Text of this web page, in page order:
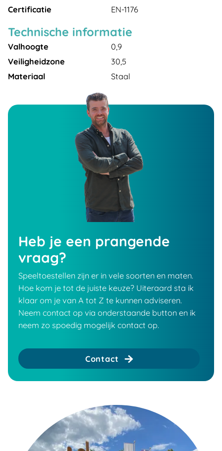
Certificatie
EN-1176
Technische informatie
Valhoogte
0,9
Veiligheidzone
30,5
Materiaal
Staal
Heb je een prangende
vraag?
Speeltoestellen zijn er in vele soorten en maten.
Hoe kom je tot de juiste keuze? Uiteraard sta ik
klaar om je van A tot Z te kunnen adviseren.
Neem contact op via onderstaande button en ik
neem zo spoedig mogelijk contact op.
Contact